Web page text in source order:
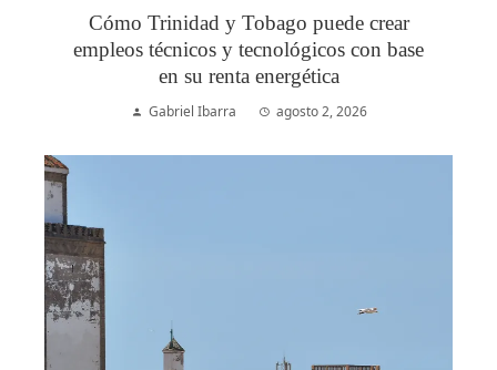
Cómo Trinidad y Tobago puede crear
empleos técnicos y tecnológicos con base
en su renta energética
Gabriel Ibarra agosto 2, 2026